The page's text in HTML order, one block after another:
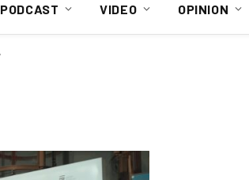
PODCAST VIDEO OPINION